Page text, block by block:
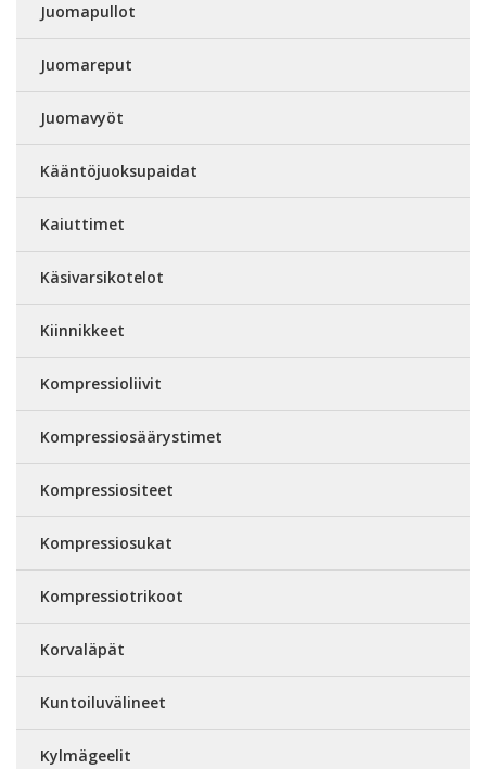
Juomapullot
Juomareput
Juomavyöt
Kääntöjuoksupaidat
Kaiuttimet
Käsivarsikotelot
Kiinnikkeet
Kompressioliivit
Kompressiosäärystimet
Kompressiositeet
Kompressiosukat
Kompressiotrikoot
Korvaläpät
Kuntoiluvälineet
Kylmägeelit